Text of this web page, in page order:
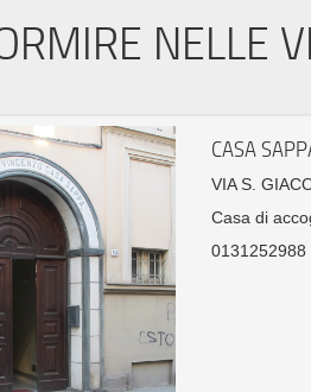
NELLE
CASA
VIA S.
Casa di
0131252988